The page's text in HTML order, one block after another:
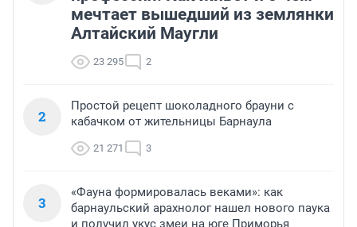
мечтает вышедший из землянки
Алтайский Маугли
23 295 2
2
Простой рецепт шоколадного брауни с
кабачком от жительницы Барнаула
21 271 3
3
«Фауна формировалась веками»: как
барнаульский арахнолог нашел нового паука
и получил укус змеи на юге Приморья